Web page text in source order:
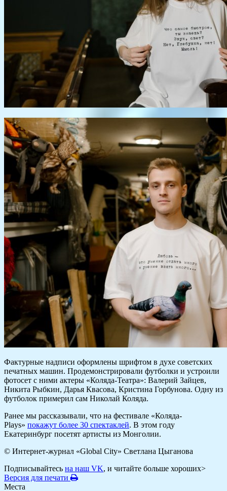
Фактурные надписи оформлены шрифтом в духе советских
печатных машин. Продемонстрировали футболки и устроили
фотосет с ними актеры «Коляда-Театра»: Валерий Зайцев,
Никита Рыбкин, Дарья Квасова, Кристина Горбунова. Одну из
футболок примерил сам Николай Коляда.
Ранее мы рассказывали, что на фестивале «Коляда-
Plays» покажут более 30 спектаклей. В этом году
Екатеринбург посетят артисты из Монголии.
© Интернет-журнал «Global City» Светлана Цыганова
Подписывайтесь на наш VK, и читайте больше хороших>
Версия для печати
Места